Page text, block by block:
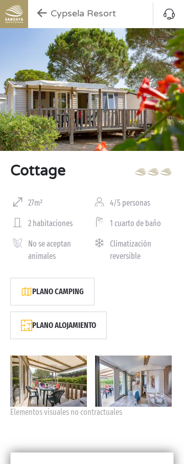
Cypsela Resort
Cottage
27m² 4/5 personas
2 habitaciones 1 cuarto de baño
No se aceptan
animales
Climatización
reversible
PLANO CAMPING
PLANO ALOJAMIENTO
Elementos visuales no contractuales